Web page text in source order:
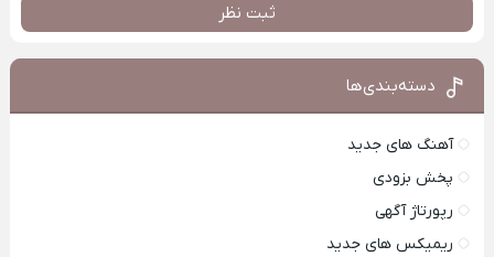
ثبت نظر
دسته‌بندی‌ها
آهنگ های جدید
پخش بزودی
رپورتاژ آگهی
ریمیکس های جدید